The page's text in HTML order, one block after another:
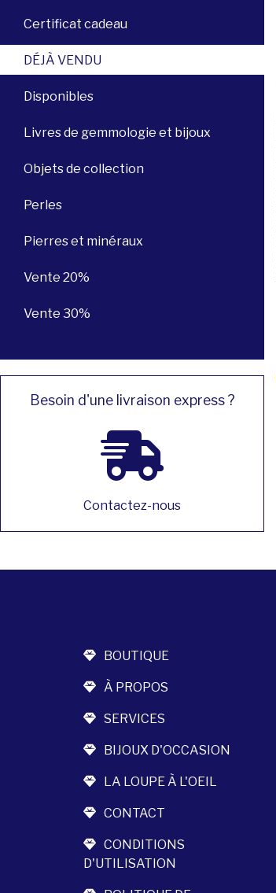
Certificat cadeau
DÉJÀ VENDU
Disponibles
Livres de gemmologie et bijoux
Objets de collection
Perles
Pierres et minéraux
Vente 20%
Vente 30%
Besoin d'une livraison express ?
Contactez-nous
BOUTIQUE
À PROPOS
SERVICES
BIJOUX D'OCCASION
LA LOUPE À L'OEIL
CONTACT
CONDITIONS
D'UTILISATION